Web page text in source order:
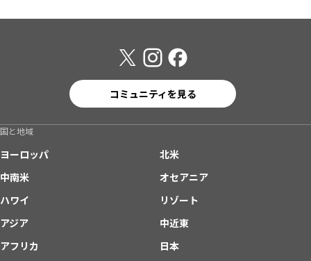
コミュニティを見る
国と地域
ヨーロッパ
北米
中南米
オセアニア
ハワイ
リゾート
アジア
中近東
アフリカ
日本